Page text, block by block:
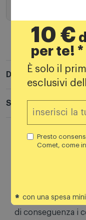
Descrizione
Specifiche tecniche
InstaView Door-
ti è rimasto? Con
bussare due
ti permette di
di conseguenza i
10 €
per te! *
È solo il
esclusivi
Presto
Comet, come
* con una spesa